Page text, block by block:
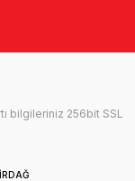
bilgileriniz 256bit SSL